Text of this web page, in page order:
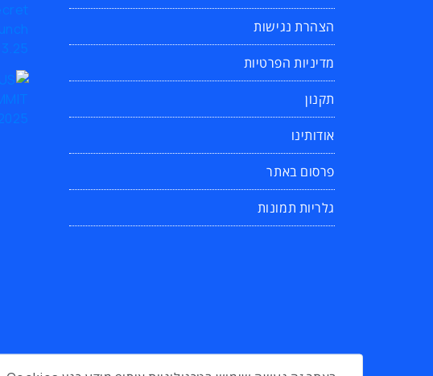
הצהרת נגישות
מדיניות הפרטיות
תקנון
אודותינו
פרסום באתר
גלריות תמונות